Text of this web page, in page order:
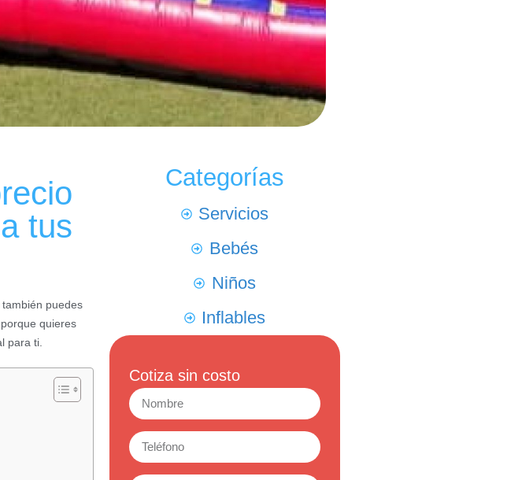
tus
puedes
quieres
para ti.
Categorías
Servicios
Bebés
Niños
Inflables
Cotiza sin costo